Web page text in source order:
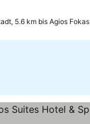
5.6 km bis Agios Fokas